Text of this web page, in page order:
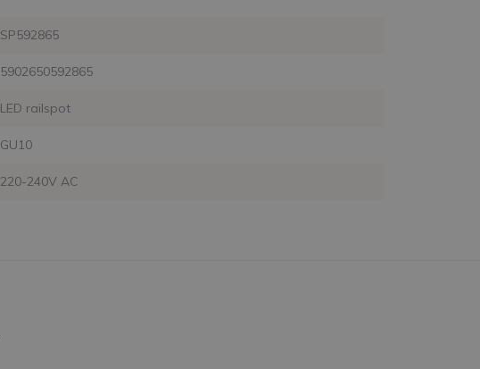
SP592865
5902650592865
LED railspot
GU10
220-240V AC